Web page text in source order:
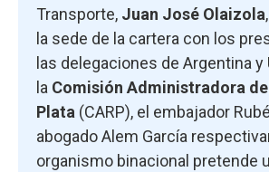
Transporte, Juan José Olaizola
la sede de la cartera con los
las delegaciones de Argentina y
la Comisión Administradora
Plata (CARP), el embajador
abogado Alem García
organismo binacional pretende